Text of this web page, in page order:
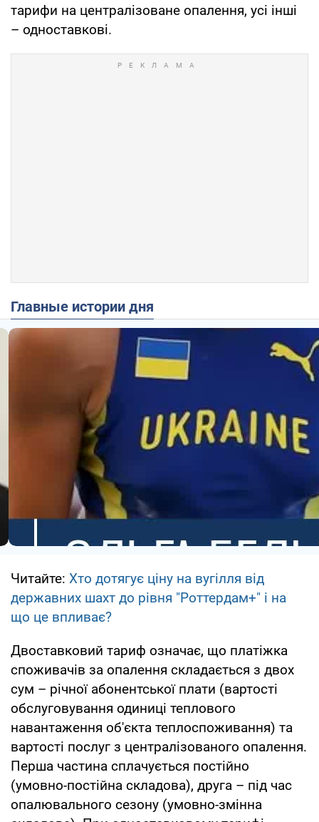
тарифи на централізоване опалення, усі інші
– одноставкові.
Главные истории дня
Читайте: Хто дотягує ціну на вугілля від
державних шахт до рівня "Роттердам+" і на
що це впливає?
Двоставковий тариф означає, що платіжка
споживачів за опалення складається з двох
сум – річної абонентської плати (вартості
обслуговування одиниці теплового
навантаження об'єкта теплоспоживання) та
вартості послуг з централізованого опалення.
Перша частина сплачується постійно
(умовно-постійна складова), друга – під час
опалювального сезону (умовно-змінна